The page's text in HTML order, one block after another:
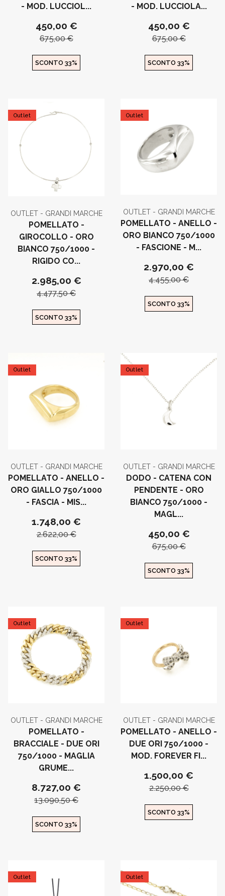
- MOD. LUCCIOL...
450,00 €
675,00 €
SCONTO 33%
- MOD. LUCCIOLA...
450,00 €
675,00 €
SCONTO 33%
Outlet
OUTLET - GRANDI MARCHE
POMELLATO -
GIROCOLLO - ORO
BIANCO 750/1000 -
RIGIDO CO...
2.985,00 €
4.477,50 €
SCONTO 33%
Outlet
OUTLET - GRANDI MARCHE
POMELLATO - ANELLO -
ORO BIANCO 750/1000
- FASCIONE - M...
2.970,00 €
4.455,00 €
SCONTO 33%
Outlet
OUTLET - GRANDI MARCHE
POMELLATO - ANELLO -
ORO GIALLO 750/1000
- FASCIA - MIS...
1.748,00 €
2.622,00 €
SCONTO 33%
Outlet
OUTLET - GRANDI MARCHE
DODO - CATENA CON
PENDENTE - ORO
BIANCO 750/1000 -
MAGL...
450,00 €
675,00 €
SCONTO 33%
Outlet
OUTLET - GRANDI MARCHE
POMELLATO -
BRACCIALE - DUE ORI
750/1000 - MAGLIA
GRUME...
8.727,00 €
13.090,50 €
SCONTO 33%
Outlet
OUTLET - GRANDI MARCHE
POMELLATO - ANELLO -
DUE ORI 750/1000 -
MOD. FOREVER FI...
1.500,00 €
2.250,00 €
SCONTO 33%
Outlet Outlet